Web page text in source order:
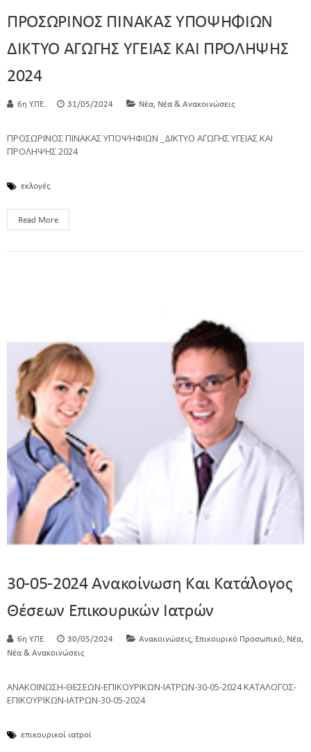
ΠΡΟΣΩΡΙΝΟΣ ΠΙΝΑΚΑΣ ΥΠΟΨΗΦΙΩΝ
ΔΙΚΤΥΟ ΑΓΩΓΗΣ ΥΓΕΙΑΣ ΚΑΙ ΠΡΟΛΗΨΗΣ
2024
6η Υ.ΠΕ. 31/05/2024 Νέα, Νέα & Ανακοινώσεις
ΠΡΟΣΩΡΙΝΟΣ ΠΙΝΑΚΑΣ ΥΠΟΨΗΦΙΩΝ _ΔΙΚΤΥΟ ΑΓΩΓΗΣ ΥΓΕΙΑΣ ΚΑΙ
ΠΡΟΛΗΨΗΣ 2024
εκλογές
Read More
30-05-2024 Ανακοίνωση Και Κατάλογος
Θέσεων Επικουρικών Ιατρών
6η Υ.ΠΕ. 30/05/2024 Ανακοινώσεις, Επικουρικό Προσωπικό, Νέα,
Νέα & Ανακοινώσεις
ΑΝΑΚΟΙΝΩΣΗ-ΘΕΣΕΩΝ-ΕΠΙΚΟΥΡΙΚΩΝ-ΙΑΤΡΩΝ-30-05-2024 ΚΑΤΑΛΟΓΟΣ-
ΕΠΙΚΟΥΡΙΚΩΝ-ΙΑΤΡΩΝ-30-05-2024
επικουρικοί ιατροί